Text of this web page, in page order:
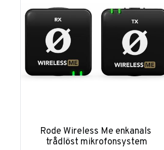
Rode Wireless Me enkanals
trådlöst mikrofonsystem